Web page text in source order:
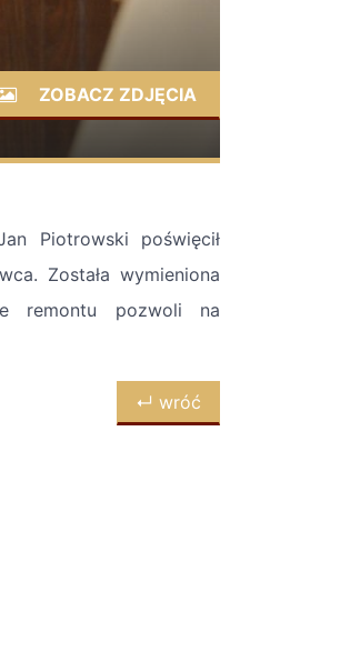
ZOBACZ ZDJĘCIA
Piotrowski poświęcił
Została wymieniona
remontu pozwoli na
↵ wróć